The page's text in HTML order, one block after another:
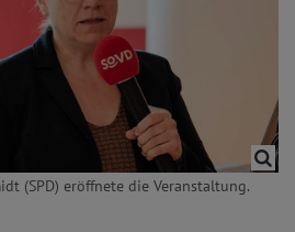
(SPD) eröffnete die Veranstaltung.